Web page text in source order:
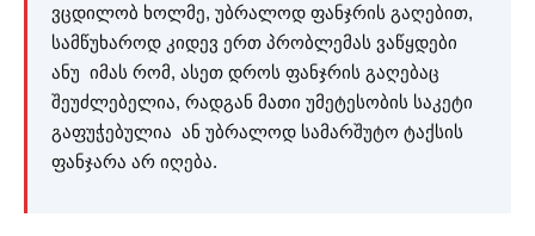
ვცდილობ ხოლმე, უბრალოდ ფანჯრის გაღებით,
სამწუხაროდ კიდევ ერთ პრობლემას ვაწყდები
ანუ იმას რომ, ასეთ დროს ფანჯრის გაღებაც
შეუძლებელია, რადგან მათი უმეტესობის საკეტი
გაფუჭებულია ან უბრალოდ სამარშუტო ტაქსის
ფანჯარა არ იღება.